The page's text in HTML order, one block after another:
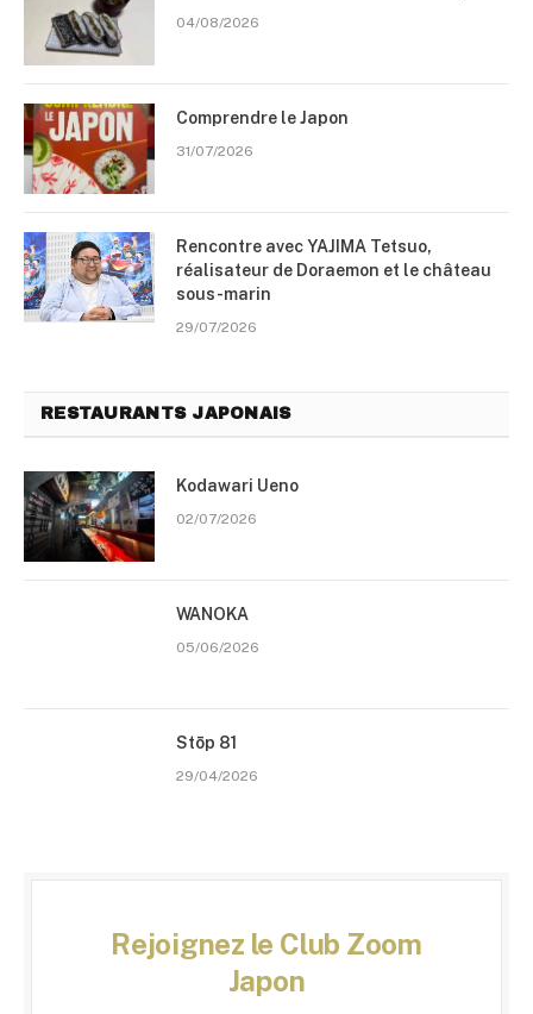
04/08/2026
Comprendre le Japon
31/07/2026
Rencontre avec YAJIMA Tetsuo,
réalisateur de Doraemon et le château
sous-marin
29/07/2026
RESTAURANTS JAPONAIS
Kodawari Ueno
02/07/2026
WANOKA
05/06/2026
Stōp 81
29/04/2026
Rejoignez le Club Zoom
Japon